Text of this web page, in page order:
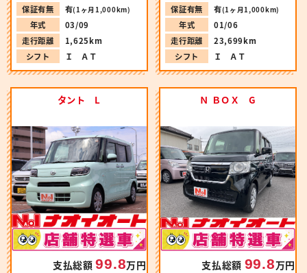
保証有無
有(1ヶ月1,000km)
年式
03/09
走行距離
1,625km
シフト
Ｉ ＡＴ
保証有無
有(1ヶ月1,000km)
年式
01/06
走行距離
23,699km
シフト
Ｉ ＡＴ
タント L
支払総額99.8万円
Ｎ ＢＯＸ G
支払総額 99.8万円